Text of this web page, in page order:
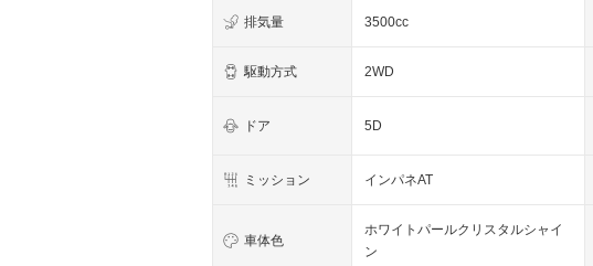
排気量 3500cc
駆動方式 2WD
ドア 5D
ミッション インパネAT
車体色
ホワイトパールクリスタルシャイ
ン